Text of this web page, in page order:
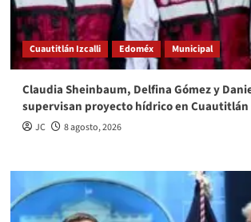
Cuautitlán Izcalli Edoméx Municipal
Claudia Sheinbaum, Delfina Gómez y
supervisan proyecto hídrico en
JC 8 agosto, 2026